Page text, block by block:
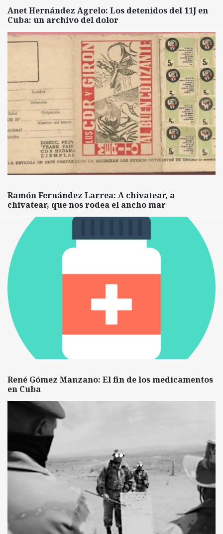
Anet Hernández Agrelo: Los detenidos del 11J en
Cuba: un archivo del dolor
Ramón Fernández Larrea: A chivatear, a
chivatear, que nos rodea el ancho mar
René Gómez Manzano: El fin de los medicamentos
en Cuba